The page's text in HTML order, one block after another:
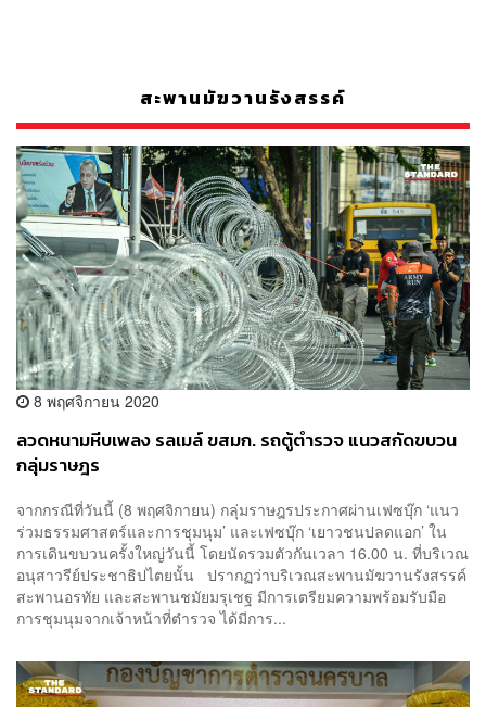
สะพานมัฆวานรังสรรค์
8 พฤศจิกายน 2020
ลวดหนามหีบเพลง รลเมล์ ขสมก. รถตู้ตำรวจ แนวสกัดขบวน
กลุ่มราษฎร
จากกรณีที่วันนี้ (8 พฤศจิกายน) กลุ่มราษฎรประกาศผ่านเฟซบุ๊ก ‘แนว
ร่วมธรรมศาสตร์และการชุมนุม’ และเฟซบุ๊ก ‘เยาวชนปลดแอก’ ใน
การเดินขบวนครั้งใหญ่วันนี้ โดยนัดรวมตัวกันเวลา 16.00 น. ที่บริเวณ
อนุสาวรีย์ประชาธิปไตยนั้น ปรากฏว่าบริเวณสะพานมัฆวานรังสรรค์
สะพานอรทัย และสะพานชมัยมรุเชฐ มีการเตรียมความพร้อมรับมือ
การชุมนุมจากเจ้าหน้าที่ตำรวจ ได้มีการ...